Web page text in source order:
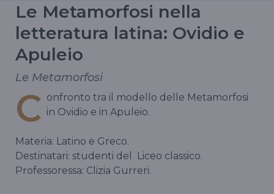
Le Metamorfosi nella
letteratura latina: Ovidio e
Apuleio
Le Metamorfosi
C onfronto tra il modello delle Metamorfosi
in Ovidio e in Apuleio.
Materia: Latino e Greco.
Destinatari: studenti del
Liceo classico.
Professoressa: Clizia Gurreri.